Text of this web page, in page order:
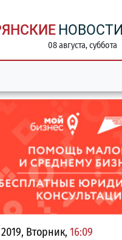
НОВОСТИ
08 августа, суббота
Вторник, 16:09